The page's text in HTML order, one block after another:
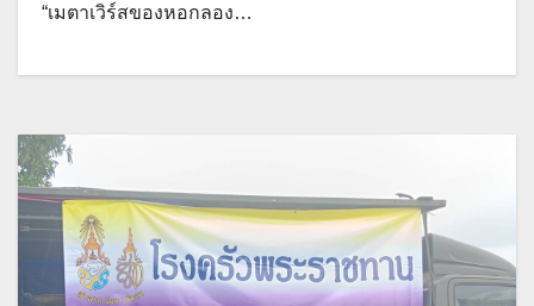
“เมตาเวิร์สของหอกลอง…